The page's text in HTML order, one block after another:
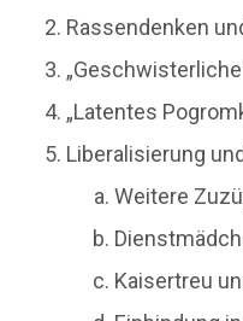
Rassendenken
„Latentes
Liberalisierung
Weitere
Kaisertreu